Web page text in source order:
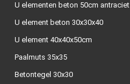
U elementen beton 50cm antraciet
U element beton 30x30x40
U element 40x40x50cm
Paalmuts 35x35
Betontegel 30x30